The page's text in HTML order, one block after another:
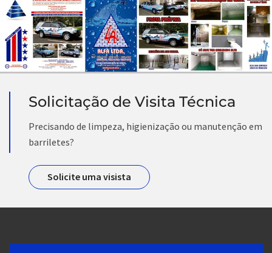
Solicitação de Visita Técnica
Precisando de limpeza, higienização ou manutenção em
barriletes?
Solicite uma visista